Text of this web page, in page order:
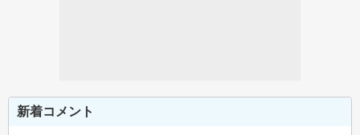
新着コメント